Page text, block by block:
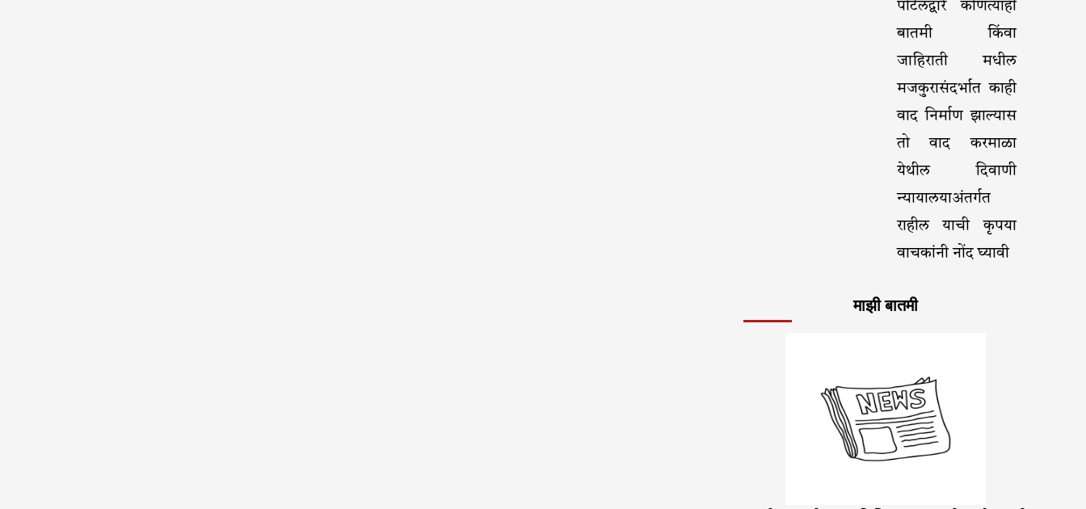
पोर्टलद्वारे कोणत्याही
बातमी किंवा
जाहिराती मधील
मजकुरासंदर्भात काही
वाद निर्माण झाल्यास
तो वाद करमाळा
येथील दिवाणी
न्यायालयाअंतर्गत
राहील याची कृपया
वाचकांनी नोंद घ्यावी
माझी बातमी